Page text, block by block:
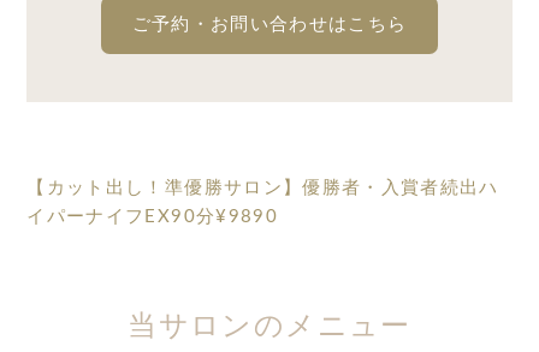
ご予約・お問い合わせはこちら
【カット出し！準優勝サロン】優勝者・入賞者続出ハ
イパーナイフEX90分¥9890
当サロンのメニュー